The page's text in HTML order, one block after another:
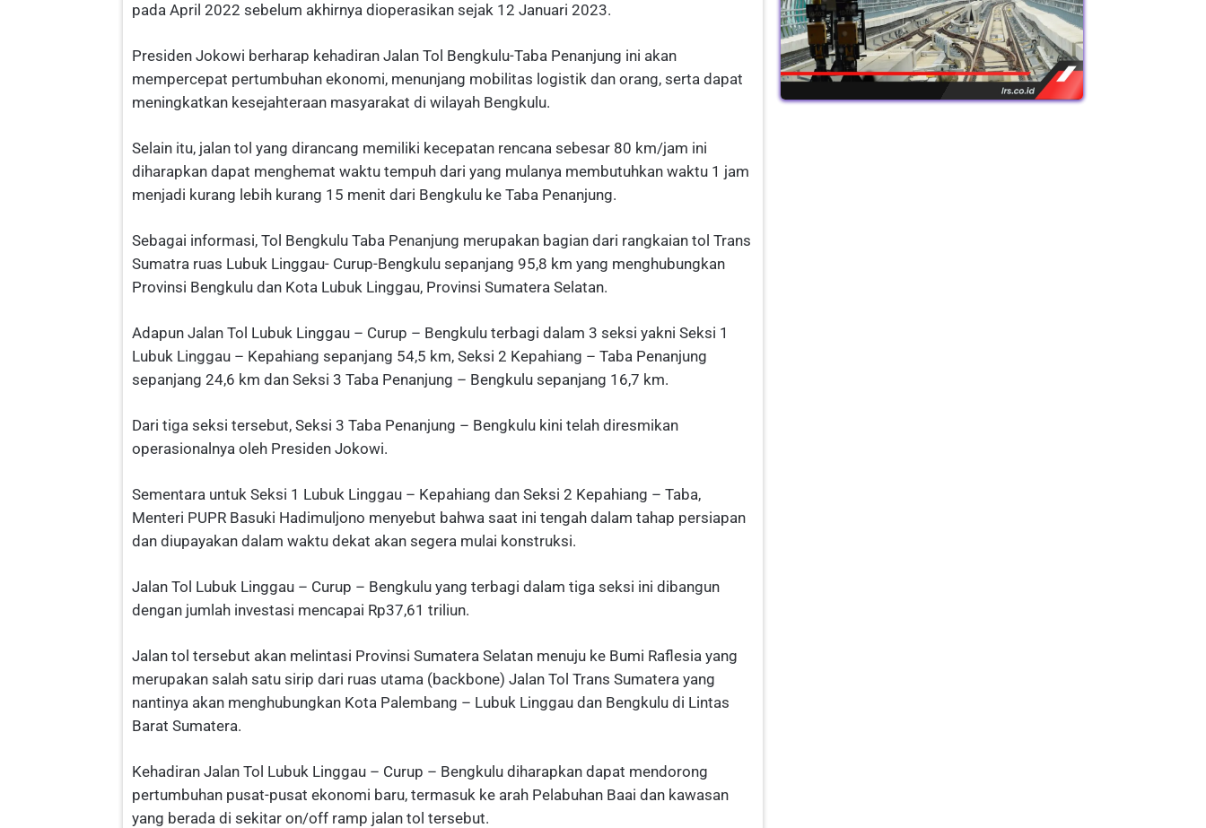
pada April 2022 sebelum akhirnya dioperasikan sejak 12 Januari 2023.
Presiden Jokowi berharap kehadiran Jalan Tol Bengkulu-Taba Penanjung ini akan
mempercepat pertumbuhan ekonomi, menunjang mobilitas logistik dan orang, serta dapat
meningkatkan kesejahteraan masyarakat di wilayah Bengkulu.
Selain itu, jalan tol yang dirancang memiliki kecepatan rencana sebesar 80 km/jam ini
diharapkan dapat menghemat waktu tempuh dari yang mulanya membutuhkan waktu 1 jam
menjadi kurang lebih kurang 15 menit dari Bengkulu ke Taba Penanjung.
Sebagai informasi, Tol Bengkulu Taba Penanjung merupakan bagian dari rangkaian tol Trans
Sumatra ruas Lubuk Linggau- Curup-Bengkulu sepanjang 95,8 km yang menghubungkan
Provinsi Bengkulu dan Kota Lubuk Linggau, Provinsi Sumatera Selatan.
Adapun Jalan Tol Lubuk Linggau – Curup – Bengkulu terbagi dalam 3 seksi yakni Seksi 1
Lubuk Linggau – Kepahiang sepanjang 54,5 km, Seksi 2 Kepahiang – Taba Penanjung
sepanjang 24,6 km dan Seksi 3 Taba Penanjung – Bengkulu sepanjang 16,7 km.
Dari tiga seksi tersebut, Seksi 3 Taba Penanjung – Bengkulu kini telah diresmikan
operasionalnya oleh Presiden Jokowi.
Sementara untuk Seksi 1 Lubuk Linggau – Kepahiang dan Seksi 2 Kepahiang – Taba,
Menteri PUPR Basuki Hadimuljono menyebut bahwa saat ini tengah dalam tahap persiapan
dan diupayakan dalam waktu dekat akan segera mulai konstruksi.
Jalan Tol Lubuk Linggau – Curup – Bengkulu yang terbagi dalam tiga seksi ini dibangun
dengan jumlah investasi mencapai Rp37,61 triliun.
Jalan tol tersebut akan melintasi Provinsi Sumatera Selatan menuju ke Bumi Raflesia yang
merupakan salah satu sirip dari ruas utama (backbone) Jalan Tol Trans Sumatera yang
nantinya akan menghubungkan Kota Palembang – Lubuk Linggau dan Bengkulu di Lintas
Barat Sumatera.
Kehadiran Jalan Tol Lubuk Linggau – Curup – Bengkulu diharapkan dapat mendorong
pertumbuhan pusat-pusat ekonomi baru, termasuk ke arah Pelabuhan Baai dan kawasan
yang berada di sekitar on/off ramp jalan tol tersebut.